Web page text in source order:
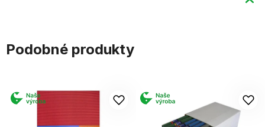
Podobné produkty